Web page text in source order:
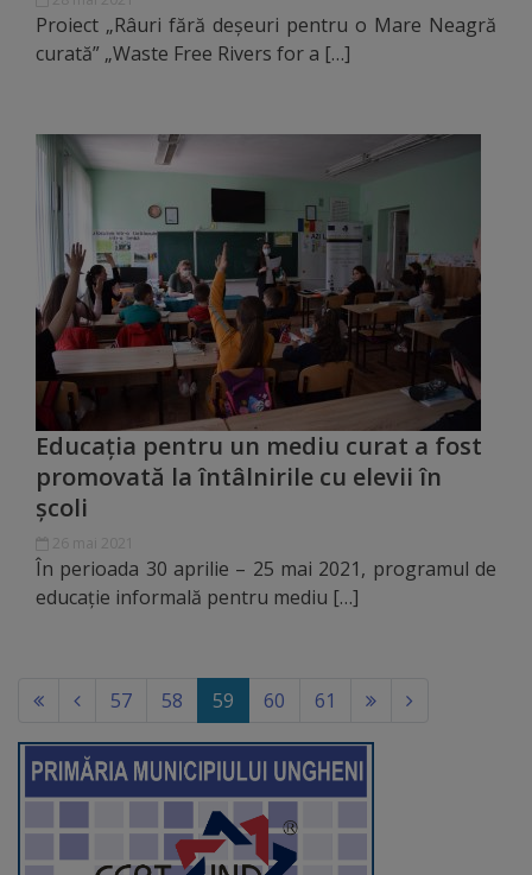
Consultări
Achiziții
publice
Rezultate/Atribuiri
Planuri/
Rapoarte
Licitații
Rezultate
și
și
programe
Proiect „Râuri fără deșeuri pentru o Mare Neagră
curată” „Waste Free Rivers for a […]
Educația pentru un mediu curat a fost
promovată la întâlnirile cu elevii în
școli
În perioada 30 aprilie – 25 mai 2021, programul de
educație informală pentru mediu […]
57 58 59 (current)
60 61